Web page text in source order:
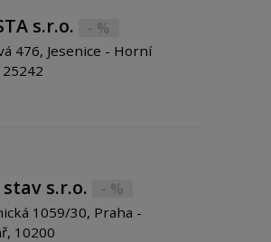
s.r.o. - %
476, Jesenice - Horní
25242
stav s.r.o. - %
1059/30, Praha -
10200